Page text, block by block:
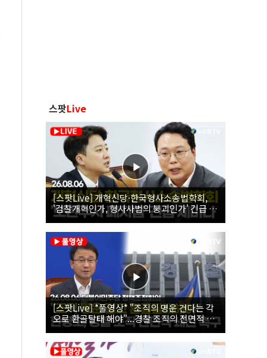
스팟Live
[스팟Live] 개혁신당·한국형사소송법학회,
'검찰개혁인가, 형사사법의 붕괴인가' 긴급 세
미나｜26.08.06
[스팟Live] *풀영상* "조직의 명운 건다는 각
오로 환골탈태 해야"...경찰 조직의 전면적 쇄
신 촉구한 한병도 | 26.08.06 더불어민주당 정
책조정회의